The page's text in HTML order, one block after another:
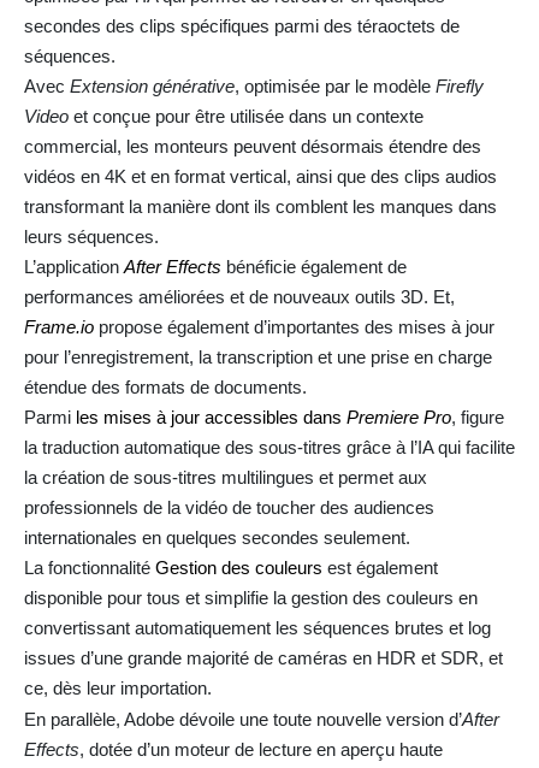
secondes des clips spécifiques parmi des téraoctets de
séquences.
Avec Extension générative, optimisée par le modèle Firefly
Video et conçue pour être utilisée dans un contexte
commercial, les monteurs peuvent désormais étendre des
vidéos en 4K et en format vertical, ainsi que des clips audios
transformant la manière dont ils comblent les manques dans
leurs séquences.
L’application After Effects bénéficie également de
performances améliorées et de nouveaux outils 3D. Et,
Frame.io propose également d’importantes des mises à jour
pour l’enregistrement, la transcription et une prise en charge
étendue des formats de documents.
Parmi les mises à jour accessibles dans Premiere Pro, figure
la traduction automatique des sous-titres grâce à l’IA qui facilite
la création de sous-titres multilingues et permet aux
professionnels de la vidéo de toucher des audiences
internationales en quelques secondes seulement.
La fonctionnalité Gestion des couleurs est également
disponible pour tous et simplifie la gestion des couleurs en
convertissant automatiquement les séquences brutes et log
issues d’une grande majorité de caméras en HDR et SDR, et
ce, dès leur importation.
En parallèle, Adobe dévoile une toute nouvelle version d’After
Effects, dotée d’un moteur de lecture en aperçu haute